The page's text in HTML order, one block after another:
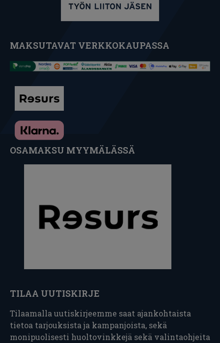
MAKSUTAVAT VERKKOKAUPASSA
OSAMAKSU MYYMÄLÄSSÄ
TILAA UUTISKIRJE
Tilaamalla uutiskirjeemme saat ajankohtaista
tietoa tarjouksista ja kampanjoista, sekä
monipuolisesti huoltovinkkejä sekä valintaohjeita